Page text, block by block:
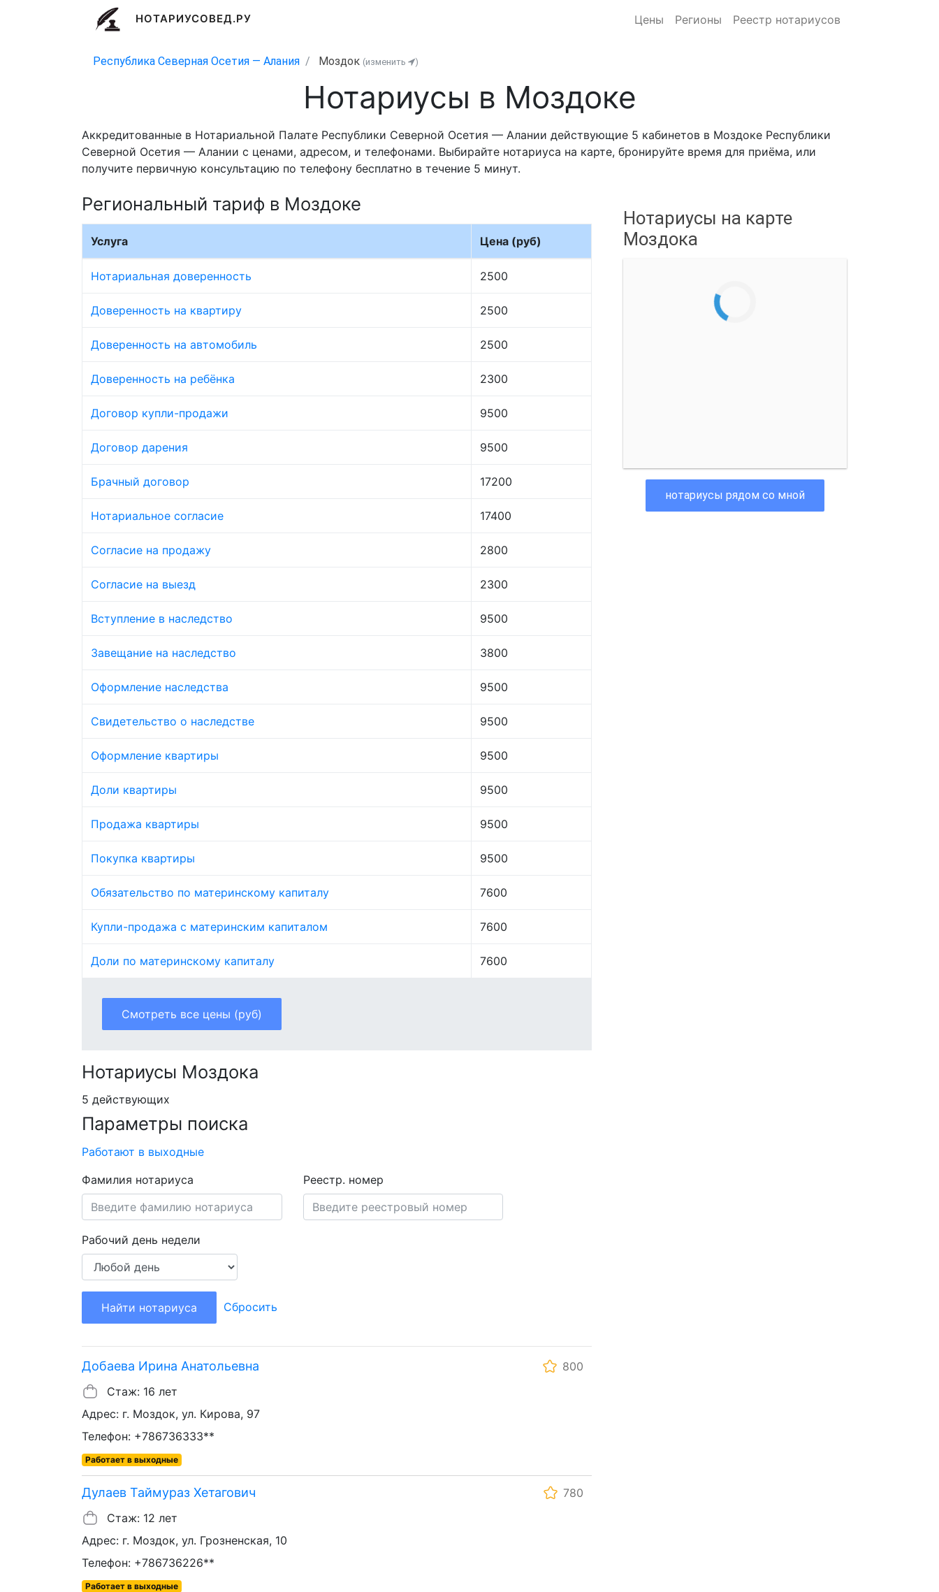
НОТАРИУСОВЕД.РУ Цены Регионы Реестр нотариусов
Республика Северная Осетия — Алания Моздок (изменить )
Нотариусы в Моздоке
Аккредитованные в Нотариальной Палате Республики Северной Осетия — Алании действующие 5 кабинетов в Моздоке Республики
Северной Осетия — Алании с ценами, адресом, и телефонами. Выбирайте нотариуса на карте, бронируйте время для приёма, или
получите первичную консультацию по телефону бесплатно в течение 5 минут.
Региональный тариф в Моздоке
Услуга Цена (руб)
Нотариальная доверенность 2500
Доверенность на квартиру 2500
Доверенность на автомобиль 2500
Доверенность на ребёнка 2300
Договор купли-продажи 9500
Договор дарения 9500
Брачный договор 17200
Нотариальное согласие 17400
Согласие на продажу 2800
Согласие на выезд 2300
Вступление в наследство 9500
Завещание на наследство 3800
Оформление наследства 9500
Свидетельство о наследстве 9500
Оформление квартиры 9500
Доли квартиры 9500
Продажа квартиры 9500
Покупка квартиры 9500
Обязательство по материнскому капиталу 7600
Купли-продажа с материнским капиталом 7600
Доли по материнскому капиталу 7600
Смотреть все цены (руб)
Нотариусы Моздока
5 действующих
Параметры поиска
Работают в выходные
Фамилия нотариуса
Реестр. номер
Рабочий день недели
Найти нотариуса Сбросить
Добаева Ирина Анатольевна
800
Стаж: 16 лет
Адрес: г. Моздок, ул. Кирова, 97
Телефон: +786736333**
Работает в выходные
Дулаев Таймураз Хетагович
780
Стаж: 12 лет
Адрес: г. Моздок, ул. Грозненская, 10
Телефон: +786736226**
Работает в выходные
Нотариусы на карте
Моздока
нотариусы рядом со мной